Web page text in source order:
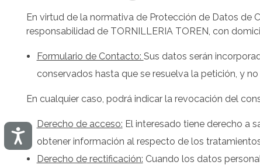
personas
con
discapacidad
Accesibilidad
En virtud de la normativa de Protección de Datos de
responsabilidad de TORNILLERIA TOREN, con
Formulario de Contacto: Sus datos serán
conservados hasta que se resuelva la petición, y
En cualquier caso, podrá indicar la revocación del
Derecho de acceso: El interesado tiene derecho a
obtener información al respecto de los
Derecho derectificación: Cuando los datos